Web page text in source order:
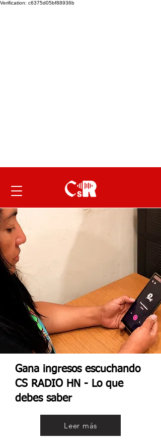
Verification: c6375d05bf88936b
Gana ingresos escuchando
CS RADIO HN - Lo que
debes saber
Leer más